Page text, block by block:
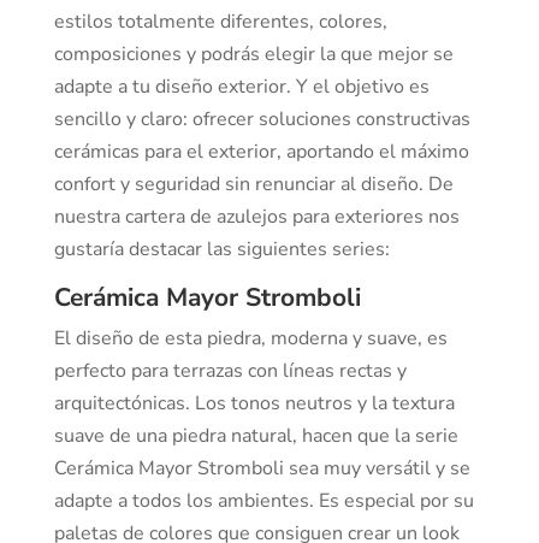
estilos totalmente diferentes, colores,
composiciones y podrás elegir la que mejor se
adapte a tu diseño exterior. Y el objetivo es
sencillo y claro: ofrecer soluciones constructivas
cerámicas para el exterior, aportando el máximo
confort y seguridad sin renunciar al diseño. De
nuestra cartera de azulejos para exteriores nos
gustaría destacar las siguientes series:
Cerámica Mayor Stromboli
El diseño de esta piedra, moderna y suave, es
perfecto para terrazas con líneas rectas y
arquitectónicas. Los tonos neutros y la textura
suave de una piedra natural, hacen que la serie
Cerámica Mayor Stromboli sea muy versátil y se
adapte a todos los ambientes. Es especial por su
paletas de colores que consiguen crear un look